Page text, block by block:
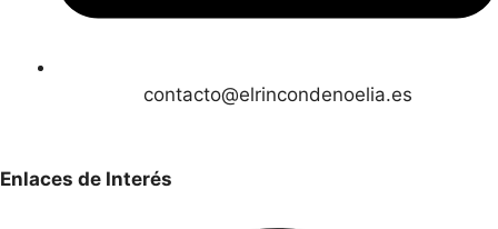
contacto@elrincondenoelia.es
Enlaces de Interés